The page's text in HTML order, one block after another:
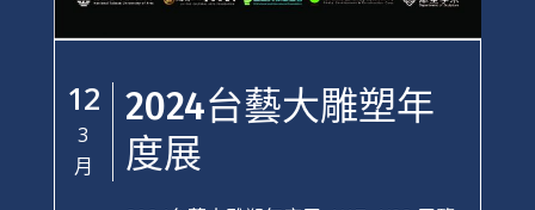
12
3
月
2024台藝大雕塑年
度展